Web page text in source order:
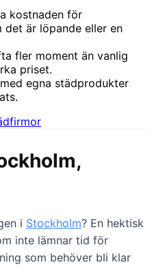
kostnaden för
det är löpande eller en
fler moment än vanlig
priset.
egna städprodukter
i Stockholm? En hektisk
inte lämnar tid för
som behöver bli klar